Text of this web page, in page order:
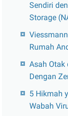
Sendiri
Storage
Rumah
Asah Otak
Dengan
5 Hikmah
Wabah